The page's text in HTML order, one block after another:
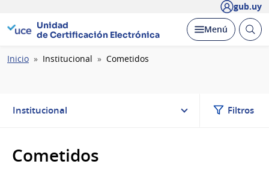
gub.uy
Unidad
de Certificación Electrónica
Desplegar
Menú Abrir
Ruta
Inicio Institucional Cometidos
Institucional Filtros
Cometidos